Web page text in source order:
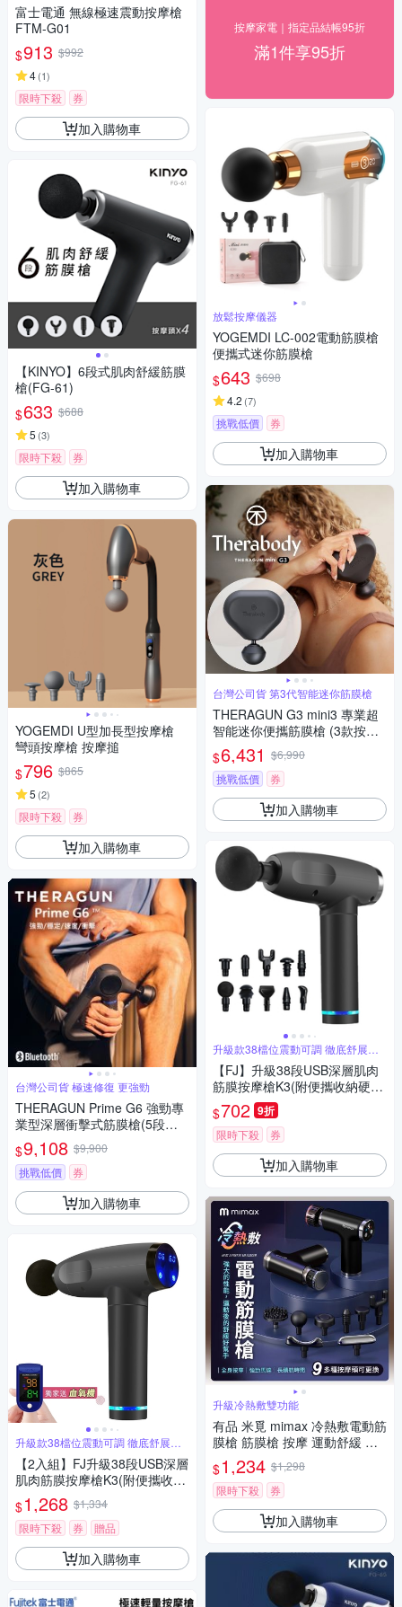
富士電通 無線極速震動按摩槍
FTM-G01
$913 $992
4(1)
限時下殺 券
加入購物車
【KINYO】6段式肌肉舒緩筋膜
槍(FG-61)
$633 $688
5 (3)
限時下殺 券
加入購物車
YOGEMDI U型加長型按摩槍
彎頭按摩槍 按摩搥
$796 $865
5 (2)
限時下殺 券
加入購物車
台灣公司貨 極速修復 更強勁
THERAGUN Prime G6 強勁專
業型深層衝擊式筋膜槍(5段速/
抗撞/16mm振幅/16kg推力)
$9,108 $9,900
挑戰低價
券
加入購物車
升級款38檔位震動可調 徹底舒展肌
肉
【2入組】FJ升級38段USB深層
肌肉筋膜按摩槍K3(附便攜收納
硬包)
$1,268 $1,334
限時下殺
券 贈品
加入購物車
按摩家電｜指定品結帳95折
滿1件享95折
放鬆按摩儀器
YOGEMDI LC-002電動筋膜槍
便攜式迷你筋膜槍
$643 $698
4.2 (7)
挑戰低價 券
加入購物車
台灣公司貨 第3代智能迷你筋膜槍
THERAGUN G3 mini3 專業超
智能迷你便攜筋膜槍 (3款按摩
頭/10mm振幅/9kg推力) 霧光黑
$6,431 $6,990
挑戰低價
券
加入購物車
升級款38檔位震動可調 徹底舒展肌
肉
【FJ】升級38段USB深層肌肉
筋膜按摩槍K3(附便攜收納硬
包)
$702 9折
限時下殺 券
加入購物車
升級冷熱敷雙功能
有品 米覓 mimax 冷熱敷電動筋
膜槍 筋膜槍 按摩 運動舒緩 緩
解痠痛 低噪設計
$1,234 $1,298
限時下殺
券
加入購物車